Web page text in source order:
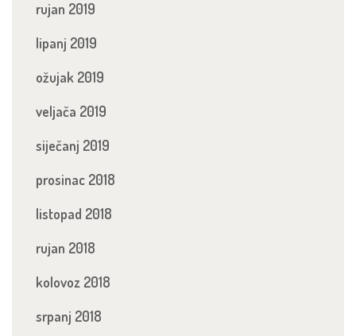
rujan 2019
lipanj 2019
ožujak 2019
veljača 2019
siječanj 2019
prosinac 2018
listopad 2018
rujan 2018
kolovoz 2018
srpanj 2018